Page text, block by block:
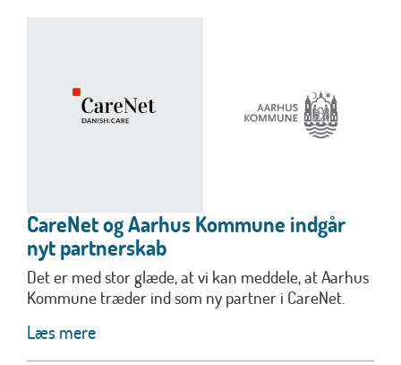
CareNet og Aarhus Kommune indgår
nyt partnerskab
Det er med stor glæde, at vi kan meddele, at Aarhus
Kommune træder ind som ny partner i CareNet.
Læs mere